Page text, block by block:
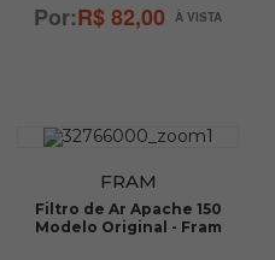
R$ 82,00
FRAM
Filtro de Ar Apache 150
Modelo Original - Fram